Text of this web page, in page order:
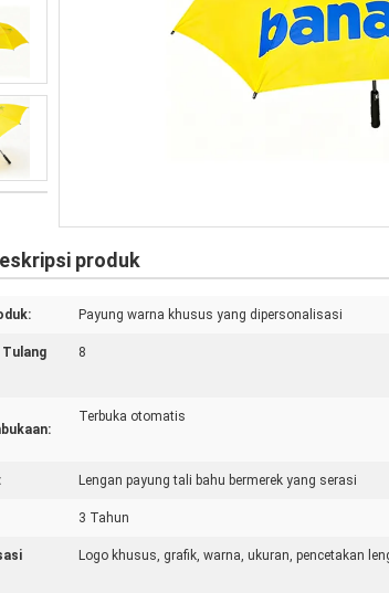
produk
Payung warna khusus yang dipersonalisasi
Tulang
8
Terbuka otomatis
Lengan payung tali bahu bermerek yang serasi
3 Tahun
Logo khusus, grafik, warna, ukuran, pencetakan